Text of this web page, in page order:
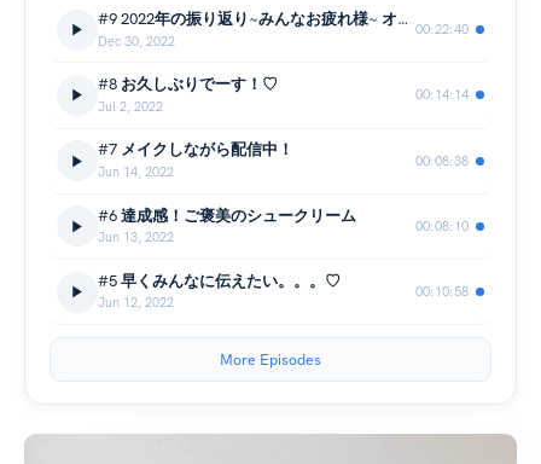
#9 2022年の振り返り~みんなお疲れ様~ オラクルカードからのメッセージ♡
Dec 30, 2022
00:22:40
#8 お久しぶりでーす！♡
Jul 2, 2022
00:14:14
#7 メイクしながら配信中！
Jun 14, 2022
00:08:38
#6 達成感！ご褒美のシュークリーム
Jun 13, 2022
00:08:10
#5 早くみんなに伝えたい。。。♡
Jun 12, 2022
00:10:58
More Episodes